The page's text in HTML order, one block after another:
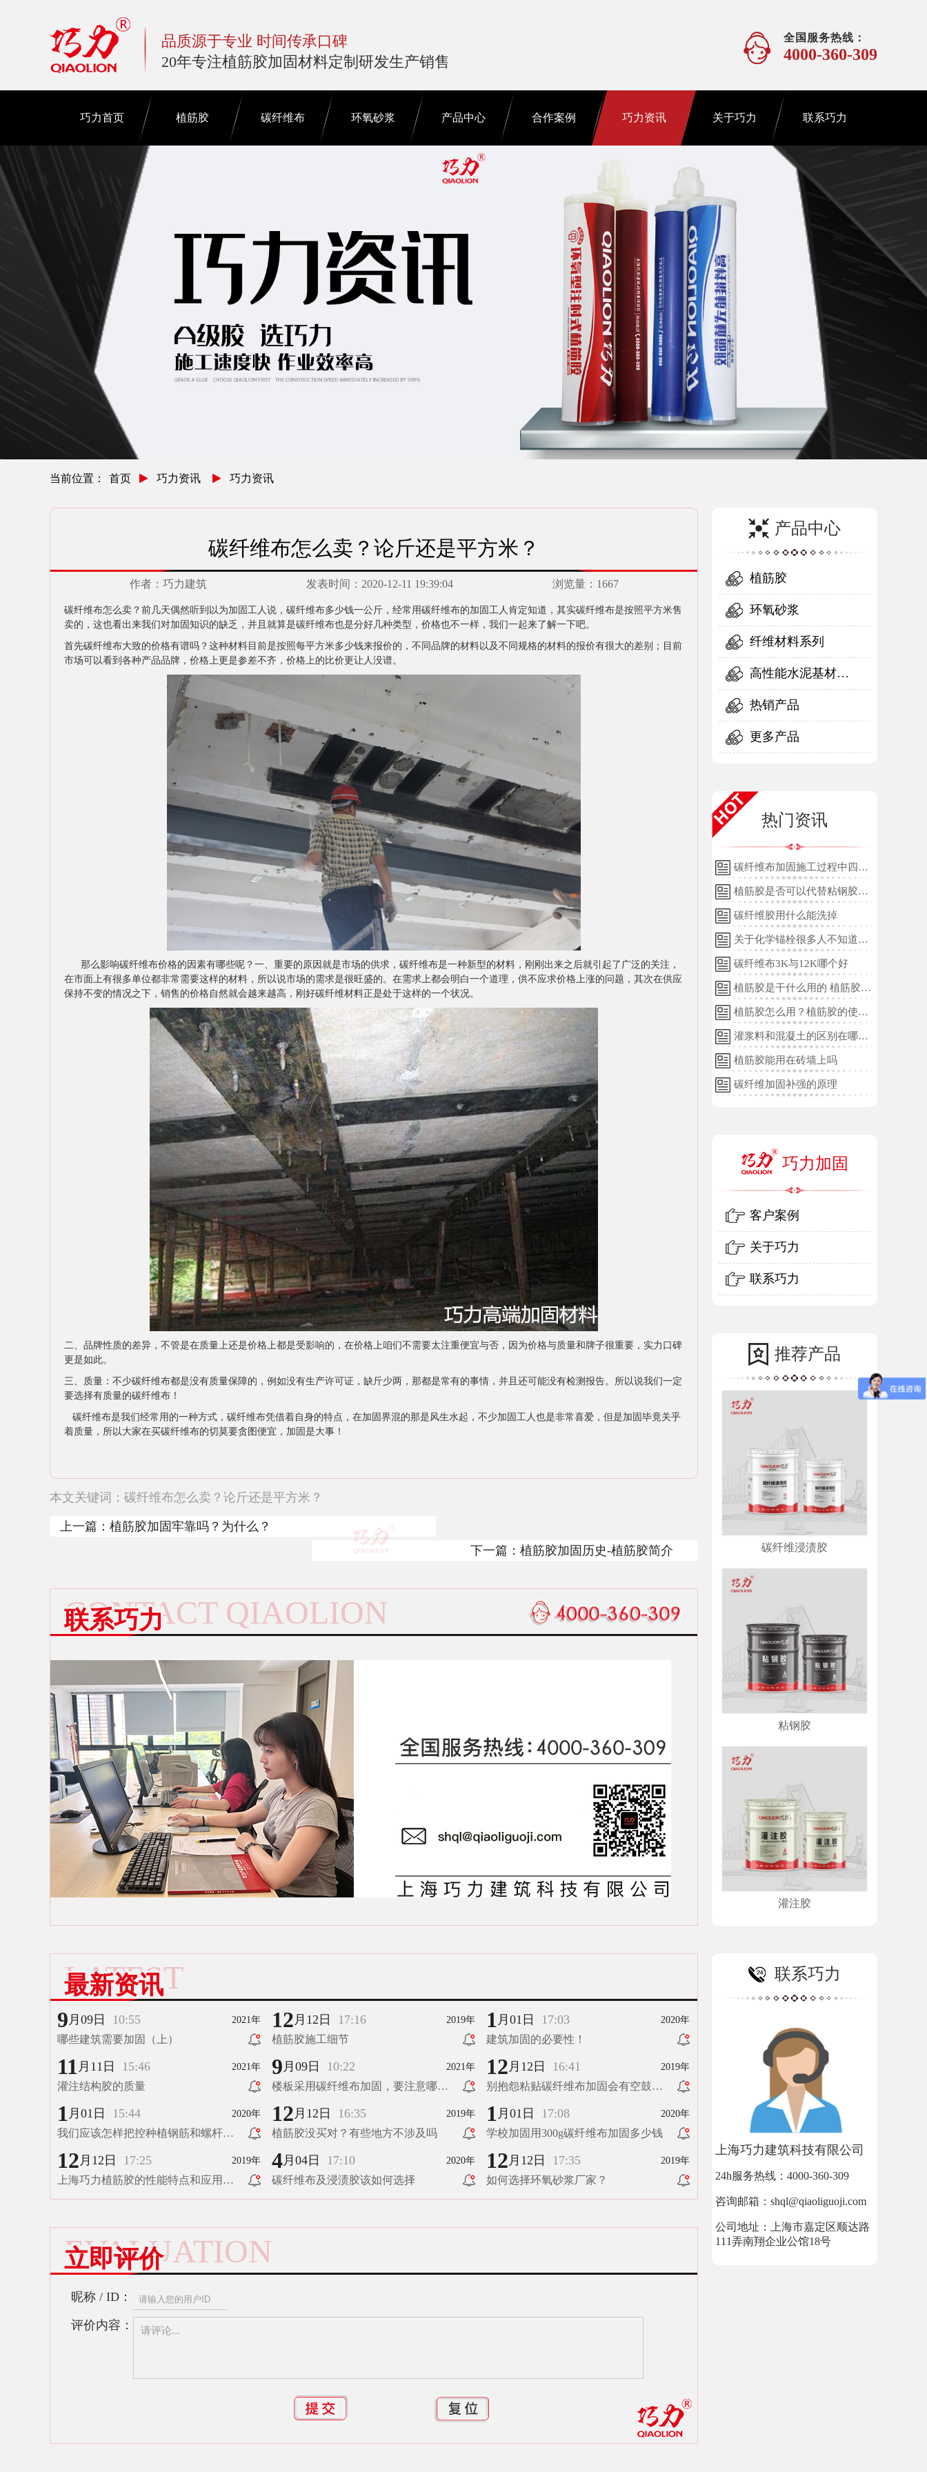
品质源于专业 时间传承口碑
20年专注植筋胶加固材料定制研发生产销售
全国服务热线：
4000-360-309
巧力首页 植筋胶 碳纤维布 环氧砂浆 产品中心 合作案例 巧力资讯 关于巧力 联系巧力
当前位置： 首页 巧力资讯 巧力资讯
碳纤维布怎么卖？论斤还是平方米？
作者： 巧力建筑 发表时间： 2020-12-11 19:39:04 浏览量： 1667
碳纤维布怎么卖？前几天偶然听到以为加固工人说，碳纤维布多少钱一公斤，经常用碳纤维布的加固工人肯定知道，其实碳纤维布是按照平方米售
卖的，这也看出来我们对加固知识的缺乏，并且就算是碳纤维布也是分好几种类型，价格也不一样，我们一起来了解一下吧。
首先碳纤维布大致的价格有谱吗？这种材料目前是按照每平方米多少钱来报价的，不同品牌的材料以及不同规格的材料的报价有很大的差别；目前
市场可以看到各种产品品牌，价格上更是参差不齐，价格上的比价更让人没谱。
那么影响碳纤维布价格的因素有哪些呢？一、重要的原因就是市场的供求，碳纤维布是一种新型的材料，刚刚出来之后就引起了广泛的关注，
在市面上有很多单位都非常需要这样的材料，所以说市场的需求是很旺盛的。在需求上都会明白一个道理，供不应求价格上涨的问题，其次在供应
保持不变的情况之下，销售的价格自然就会越来越高，刚好碳纤维材料正是处于这样的一个状况。
二、品牌性质的差异，不管是在质量上还是价格上都是受影响的，在价格上咱们不需要太注重便宜与否，因为价格与质量和牌子很重要，实力口碑
更是如此。
三、质量：不少碳纤维布都是没有质量保障的，例如没有生产许可证，缺斤少两，那都是常有的事情，并且还可能没有检测报告。所以说我们一定
要选择有质量的碳纤维布！
碳纤维布是我们经常用的一种方式，碳纤维布凭借着自身的特点，在加固界混的那是风生水起，不少加固工人也是非常喜爱，但是加固毕竟关乎
着质量，所以大家在买碳纤维布的切莫要贪图便宜，加固是大事！
本文关键词： 碳纤维布怎么卖？论斤还是平方米？
上一篇： 植筋胶加固牢靠吗？为什么？
下一篇： 植筋胶加固历史-植筋胶简介
联系巧力
CONTACT QIAOLION
最新资讯
LATEST
9 月09日 10:55 2021年
哪些建筑需要加固（上）
12 月12日 17:16 2019年
植筋胶施工细节
1 月01日 17:03 2020年
建筑加固的必要性！
11 月11日 15:46 2021年
灌注结构胶的质量
9 月09日 10:22 2021年
楼板采用碳纤维布加固，要注意哪些
12 月12日 16:41 2019年
别抱怨粘贴碳纤维布加固会有空鼓
1 月01日 15:44 2020年
我们应该怎样把控种植钢筋和螺杆的
12 月12日 16:35 2019年
植筋胶没买对？有些地方不涉及吗
1 月01日 17:08 2020年
学校加固用300g碳纤维布加固多少钱
12 月12日 17:25 2019年
上海巧力植筋胶的性能特点和应用范
围_上海巧力
4月04日 17:10 2020年
碳纤维布及浸渍胶该如何选择
12 月12日 17:35 2019年
如何选择环氧砂浆厂家？
立即评价
EVALUATION
昵称 / ID：
评价内容：
产品中心
植筋胶
环氧砂浆
纤维材料系列
高性能水泥基材料
系列
热销产品
更多产品
热门资讯
碳纤维布加固施工过程中四个
细节的详细说明
植筋胶是否可以代替粘钢胶使
用？
碳纤维胶用什么能洗掉
关于化学锚栓很多人不知道的
误区!
碳纤维布3K与12K哪个好
植筋胶是干什么用的 植筋胶的
用途和使用方法
植筋胶怎么用？植筋胶的使用
方法
灌浆料和混凝土的区别在哪
里？
植筋胶能用在砖墙上吗
碳纤维加固补强的原理
巧力加固
客户案例
关于巧力
联系巧力
推荐产品
碳纤维浸渍胶
粘钢胶
灌注胶
联系巧力
上海巧力建筑科技有限公司
24h服务热线：4000-360-309
咨询邮箱：shql@qiaoliguoji.com
公司地址：上海市嘉定区顺达路
111弄南翔企业公馆18号